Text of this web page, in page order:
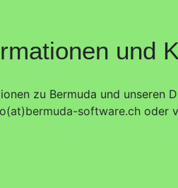
und
zu Bermuda und unseren
software.ch oder